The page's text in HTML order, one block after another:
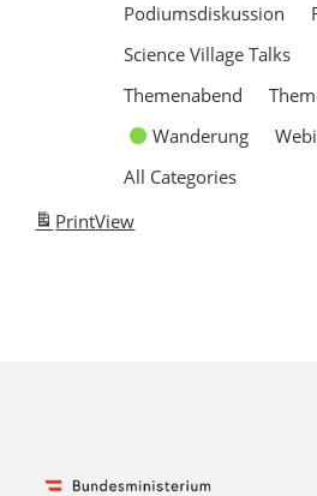
Podiumsdiskussion
Science Village Talks
Themenabend
Wanderung
All Categories
PrintView